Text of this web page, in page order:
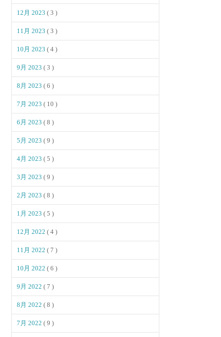
12月 2023( 3 )
11月 2023( 3 )
10月 2023( 4 )
9月 2023( 3 )
8月 2023( 6 )
7月 2023( 10 )
6月 2023( 8 )
5月 2023( 9 )
4月 2023( 5 )
3月 2023( 9 )
2月 2023( 8 )
1月 2023( 5 )
12月 2022( 4 )
11月 2022( 7 )
10月 2022( 6 )
9月 2022( 7 )
8月 2022( 8 )
7月 2022( 9 )